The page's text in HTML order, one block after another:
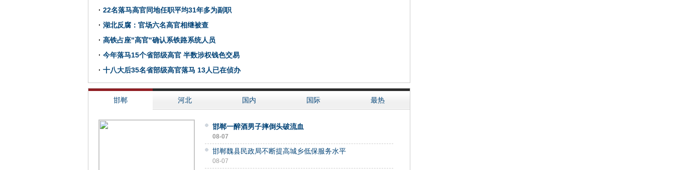
· 22名落马高官同地任职平均31年多为副职
· 湖北反腐：官场六名高官相继被查
· 高铁占座"高官"确认系铁路系统人员
· 今年落马15个省部级高官 半数涉权钱色交易
· 十八大后35名省部级高官落马 13人已在侦办
邯郸 河北 国内 国际 最热
邯郸一醉酒男子摔倒头破流血
08-07
邯郸魏县民政局不断提高城乡低保服务水平
08-07